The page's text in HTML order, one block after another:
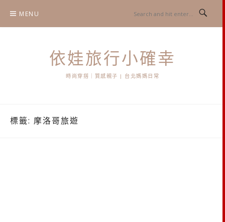
content
MENU
依娃旅行小確幸
時尚穿搭｜質感親子 | 台北媽媽日常
標籤: 摩洛哥旅遊